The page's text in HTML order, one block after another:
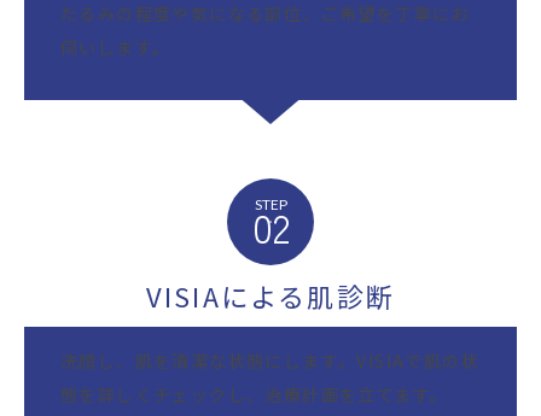
たるみの程度や気になる部位、ご希望を丁寧にお
伺いします。
STEP
02
VISIAによる肌診断
洗顔し、肌を清潔な状態にします。VISIAで肌の状
態を詳しくチェックし、治療計画を立てます。